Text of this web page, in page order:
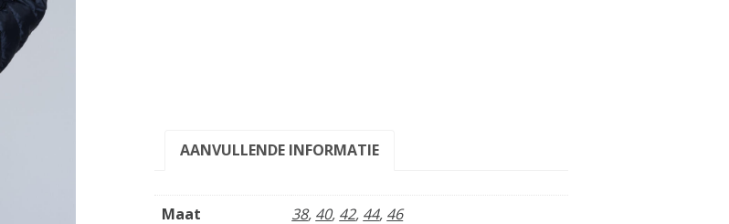
AANVULLENDE INFORMATIE
Maat 38, 40, 42, 44, 46